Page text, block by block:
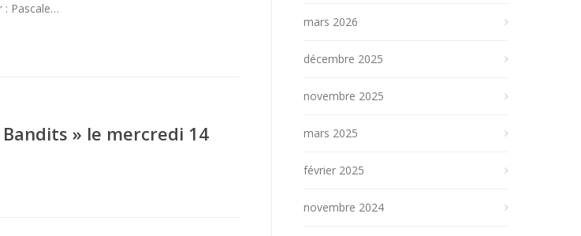
: Pascale…
» le mercredi 14
mars 2026
décembre 2025
novembre 2025
mars 2025
février 2025
novembre 2024